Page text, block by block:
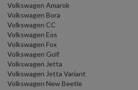
Volkswagen Amarok
Volkswagen Bora
Volkswagen CC
Volkswagen Eos
Volkswagen Fox
Volkswagen Golf
Volkswagen Jetta
Volkswagen Jetta Variant
Volkswagen New Beetle